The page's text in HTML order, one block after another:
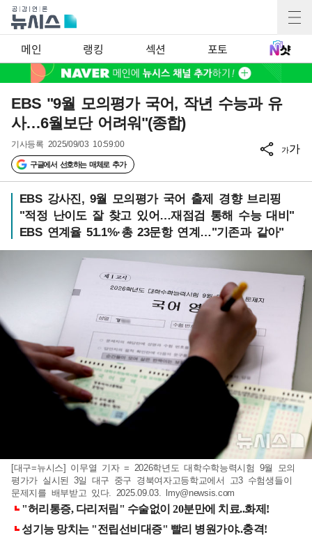
메인 랭킹 섹션 포토
EBS "9월 모의평가 국어, 작년 수능과 유
사…6월보단 어려워"(종합)
기사등록 2025/09/03 10:59:00
구글에서 선호하는 매체로 추가
가가
EBS 강사진, 9월 모의평가 국어 출제 경향 브리핑
"적정 난이도 잘 찾고 있어…재점검 통해 수능 대비"
EBS 연계율 51.1%·총 23문항 연계…"기존과 같아"
[대구=뉴시스] 이무열 기자 = 2026학년도 대학수학능력시험 9월 모의
평가가 실시된 3일 대구 중구 경북여자고등학교에서 고3 수험생들이
문제지를 배부받고 있다. 2025.09.03.
lmy@newsis.com